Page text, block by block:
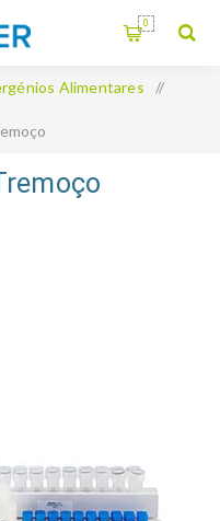
0
Alimentares /